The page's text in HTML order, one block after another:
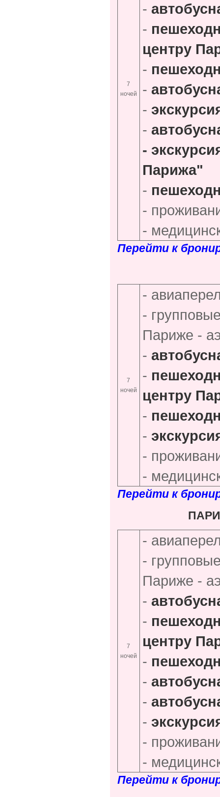
7
ночей
-
-
центру
-
-
-
-
-
Парижа"
-
-
-
Перейти к
7
ночей
-
-
Париже -
-
-
центру
-
-
-
-
Перейти к
7
ночей
-
-
Париже -
-
-
центру
-
-
-
-
-
-
Перейти к